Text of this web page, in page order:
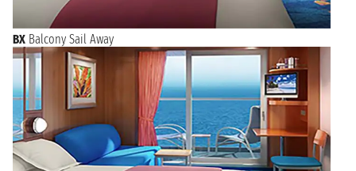
BX Balcony Sail Away